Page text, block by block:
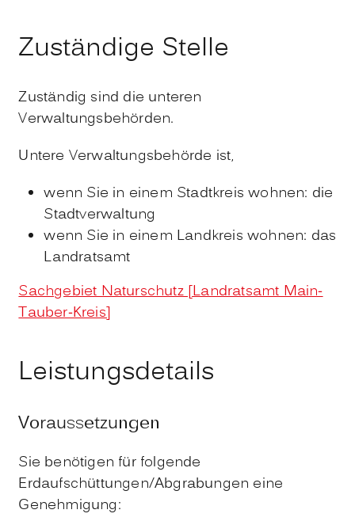
Zuständige Stelle
Zuständig sind die unteren
Verwaltungsbehörden.
Untere Verwaltungsbehörde ist,
wenn Sie in einem Stadtkreis wohnen: die
Stadtverwaltung
wenn Sie in einem Landkreis wohnen: das
Landratsamt
Sachgebiet Naturschutz [Landratsamt Main-
Tauber-Kreis]
Leistungsdetails
Voraussetzungen
Sie benötigen für folgende
Erdaufschüttungen/Abgrabungen eine
Genehmigung: